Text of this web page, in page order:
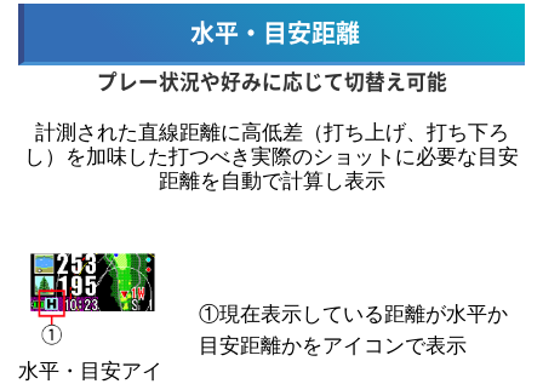
水平・目安距離
プレー状況や好みに応じて切替え可能
計測された直線距離に高低差（打ち上げ、打ち下ろ
し）を加味した打つべき実際のショットに必要な目安
距離を自動で計算し表示
水平・目安アイ
①現在表示している距離が水平か
目安距離かをアイコンで表示